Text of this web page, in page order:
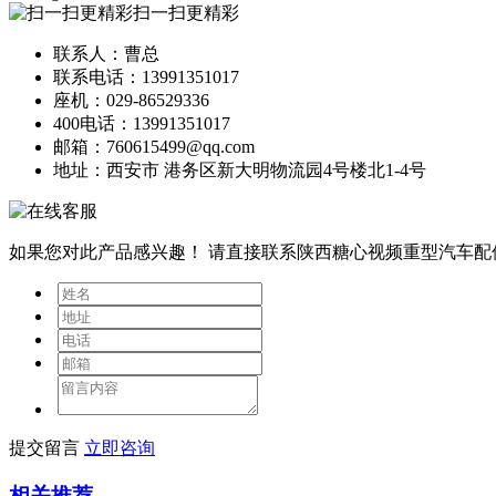
扫一扫更精彩
联系人：曹总
联系电话：13991351017
座机：029-86529336
400电话：13991351017
邮箱：760615499@qq.com
地址：西安市 港务区新大明物流园4号楼北1-4号
如果您对此产品感兴趣！ 请直接联系陕西糖心视频重型汽车
提交留言 立即咨询